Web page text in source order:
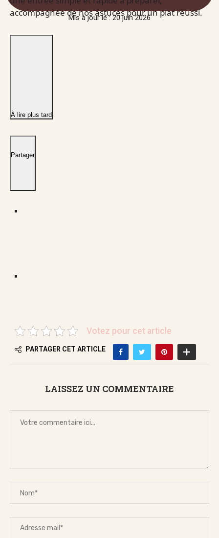
Mis à jour le : 20 juin 2026
accompagnée de nos astuces pour un plat réussi.
À lire plus tard
Partager
Votez pour cet article
PARTAGER CET ARTICLE
LAISSEZ UN COMMENTAIRE